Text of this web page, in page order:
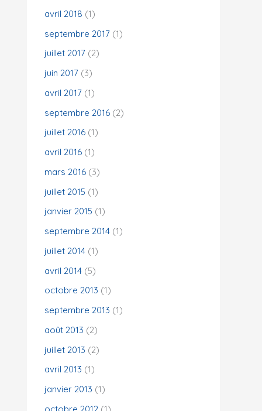
avril 2018 (1)
septembre 2017 (1)
juillet 2017 (2)
juin 2017 (3)
avril 2017 (1)
septembre 2016 (2)
juillet 2016 (1)
avril 2016 (1)
mars 2016 (3)
juillet 2015 (1)
janvier 2015 (1)
septembre 2014 (1)
juillet 2014 (1)
avril 2014 (5)
octobre 2013 (1)
septembre 2013 (1)
août 2013 (2)
juillet 2013 (2)
avril 2013 (1)
janvier 2013 (1)